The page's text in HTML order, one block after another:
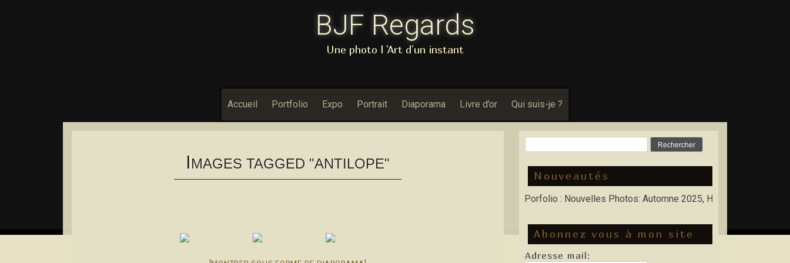
BJF Regards
Une photo l 'Art d'un instant
Accueil Portfolio Expo Portrait Diaporama Livre d’or Qui suis-je ?
IMAGES TAGGED "ANTILOPE"
Nouveautés
Dans Porfolio : Nouvelles Photos: Automne 2025, Hiver 2026
Abonnez vous à mon site
Adresse mail: